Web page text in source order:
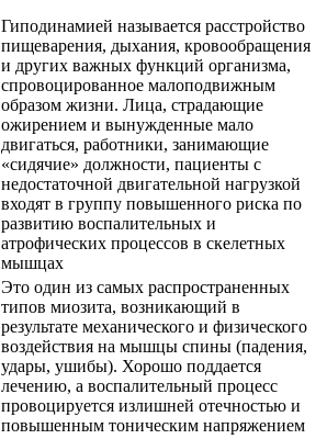
Гиподинамией называется расстройство
пищеварения, дыхания, кровообращения
и других важных функций организма,
спровоцированное малоподвижным
образом жизни. Лица, страдающие
ожирением и вынужденные мало
двигаться, работники, занимающие
«сидячие» должности, пациенты с
недостаточной двигательной нагрузкой
входят в группу повышенного риска по
развитию воспалительных и
атрофических процессов в скелетных
мышцах
Это один из самых распространенных
типов миозита, возникающий в
результате механического и физического
воздействия на мышцы спины (падения,
удары, ушибы). Хорошо поддается
лечению, а воспалительный процесс
провоцируется излишней отечностью и
повышенным тоническим напряжением